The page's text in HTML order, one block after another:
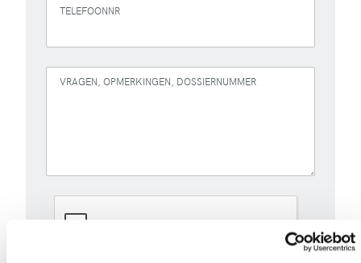
TELEFOONNR
VRAGEN, OPMERKINGEN, DOSSIERNUMMER